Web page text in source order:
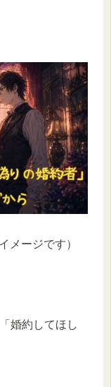
メージです）
婚約してほし